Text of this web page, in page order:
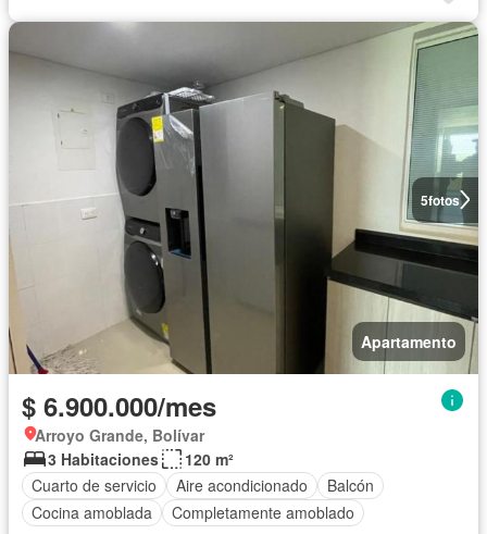
5fotos
Apartamento
$ 6.900.000/mes
Arroyo Grande, Bolívar
3 Habitaciones
120 m²
Cuarto de servicio
Aire acondicionado
Balcón
Cocina amoblada
Completamente amoblado